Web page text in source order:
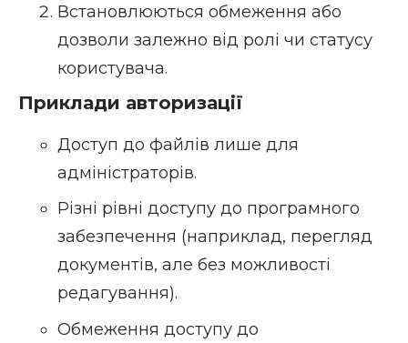
Встановлюються обмеження або
дозволи залежно від ролі чи статусу
користувача.
Приклади авторизації
Доступ до файлів лише для
адміністраторів.
Різні рівні доступу до програмного
забезпечення (наприклад, перегляд
документів, але без можливості
редагування).
Обмеження доступу до